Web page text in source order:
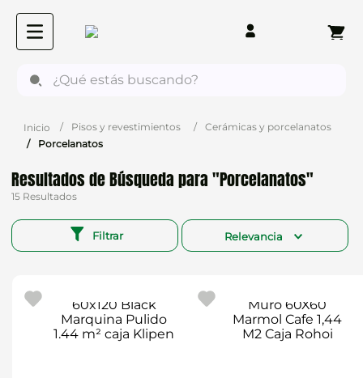
Pisos y revestimientos
Cerámicas y porcelanatos
Porcelanatos
Porcelanatos
15
Filtrar Relevancia